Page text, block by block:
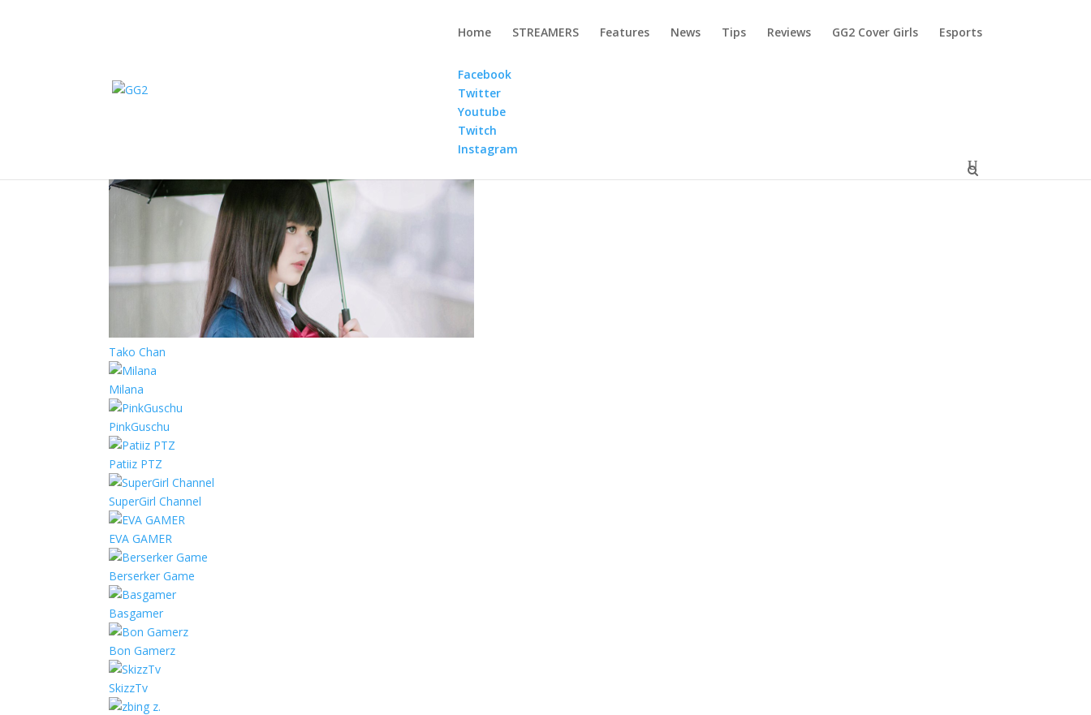
Home STREAMERS Features News Tips Reviews GG2 Cover Girls Esports
Facebook
Twitter
Youtube
Twitch
Instagram
Home/
Tako Chan
Milana
PinkGuschu
Patiiz PTZ
SuperGirl Channel
EVA GAMER
Berserker Game
Basgamer
Bon Gamerz
SkizzTv